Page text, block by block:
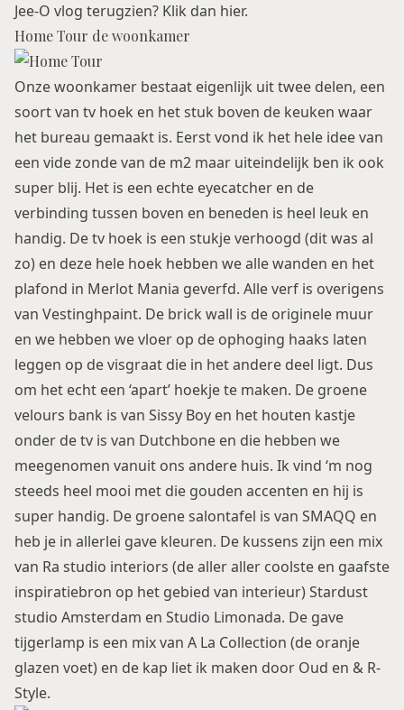
Jee-O vlog terugzien? Klik dan hier.
Home Tour de woonkamer
Onze woonkamer bestaat eigenlijk uit twee delen, een
soort van tv hoek en het stuk boven de keuken waar
het bureau gemaakt is. Eerst vond ik het hele idee van
een vide zonde van de m2 maar uiteindelijk ben ik ook
super blij. Het is een echte eyecatcher en de
verbinding tussen boven en beneden is heel leuk en
handig. De tv hoek is een stukje verhoogd (dit was al
zo) en deze hele hoek hebben we alle wanden en het
plafond in Merlot Mania geverfd. Alle verf is overigens
van Vestinghpaint. De brick wall is de originele muur
en we hebben we vloer op de ophoging haaks laten
leggen op de visgraat die in het andere deel ligt. Dus
om het echt een ‘apart’ hoekje te maken. De groene
velours bank is van Sissy Boy en het houten kastje
onder de tv is van Dutchbone en die hebben we
meegenomen vanuit ons andere huis. Ik vind ‘m nog
steeds heel mooi met die gouden accenten en hij is
super handig. De groene salontafel is van SMAQQ en
heb je in allerlei gave kleuren. De kussens zijn een mix
van Ra studio interiors (de aller aller coolste en gaafste
inspiratiebron op het gebied van interieur)Stardust
studio Amsterdam en Studio Limonada. De gave
tijgerlamp is een mix van A La Collection (de oranje
glazen voet) en de kap liet ik maken door Oud en & R-
Style.